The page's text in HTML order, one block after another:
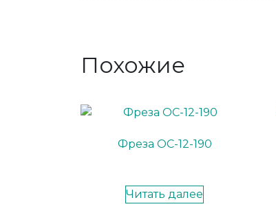
Похожие
Фреза ОС-12-190
Читать далее